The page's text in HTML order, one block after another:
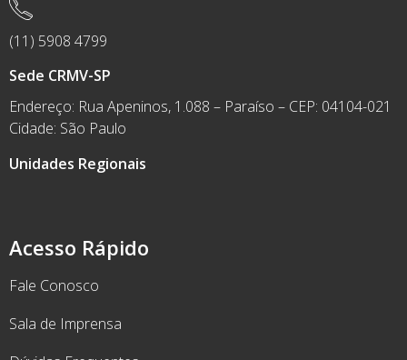
Acesso Rápido
Fale Conosco
Sala de Imprensa
(11) 5908 4799
Sede CRMV-SP
Endereço: Rua Apeninos, 1.088 – Paraíso – CEP: 04104-021
Cidade: São Paulo
Unidades Regionais